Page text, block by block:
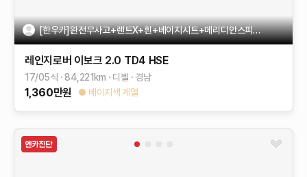
[한우카]완전무사고+렌트X+흰+베이지시트+메리디안스피커+후카
레인지로버 이보크 2.0 TD4 HSE
17/05식 84,221 km 디젤 경남
1,360만원 베이지색 계열